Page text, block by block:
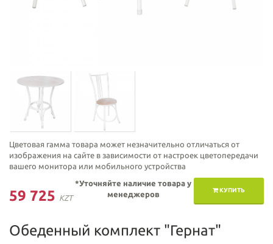
Цветовая гамма товара может незначительно отличаться от
изображения на сайте в зависимости от настроек цветопередачи
вашего монитора или мобильного устройства
59 725 KZT
КУПИТЬ
*Уточняйте наличие товара у
менеджеров
Обеденный комплект "Гернат"